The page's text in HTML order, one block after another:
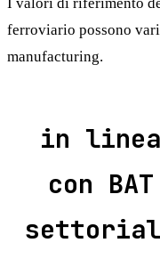
I valori di riferimento
ferroviario possono
manufacturing.
in linea
con BAT